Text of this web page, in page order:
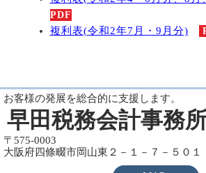
PDF
複利表(令和2年7月・9月分)
お客様の発展を総合的に支援します。
早田税務会計事務
〒575-0003
大阪府四條畷市岡山東２－１－７－５０１